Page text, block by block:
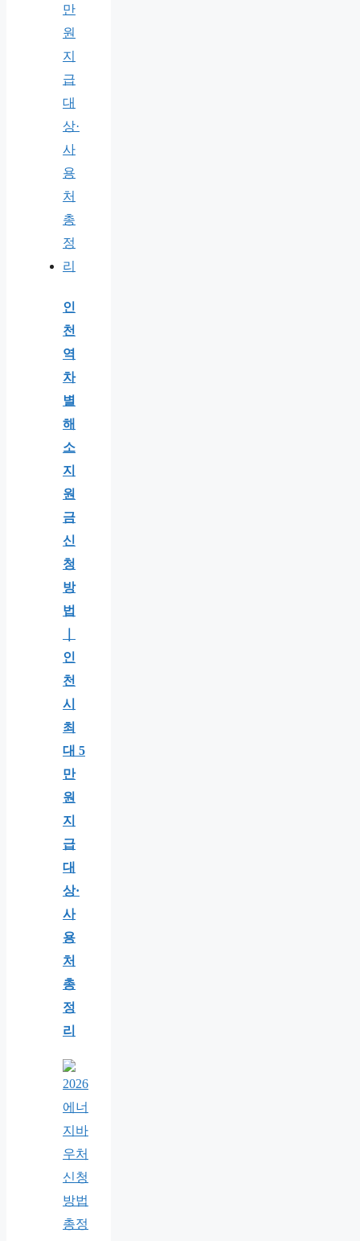
인
천
역
차
별
해
소
지
원
금
신
청
방
법
인
천
시
최
대 5
만
원
지
급
대
상·
사
용
처
총
정
리